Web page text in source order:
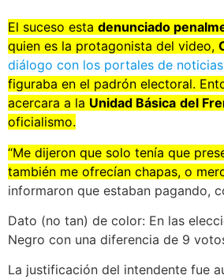
El suceso esta denunciado
quien es la protagonista del video,
diálogo con los portales de
figuraba en el padrón electoral.
acercara a la Unidad Básica del
oficialismo.
“Me dijeron que solo tenía que
también me ofrecían chapas, o
informaron que estaban pagando,
Dato (no tan) de color: En las
Negro con una diferencia de 9
La justificación del intendente fue